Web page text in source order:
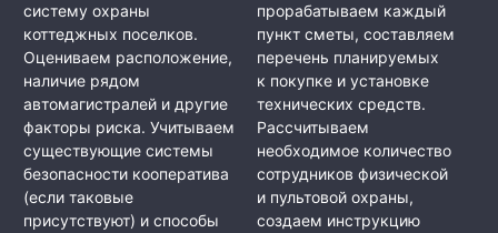
систему охраны
коттеджных поселков.
Оцениваем расположение,
наличие рядом
автомагистралей и другие
факторы риска. Учитываем
существующие системы
безопасности кооператива
(если таковые
присутствуют) и способы
прорабатываем каждый
пункт сметы, составляем
перечень планируемых
к покупке и установке
технических средств.
Рассчитываем
необходимое количество
сотрудников физической
и пультовой охраны,
создаем инструкцию